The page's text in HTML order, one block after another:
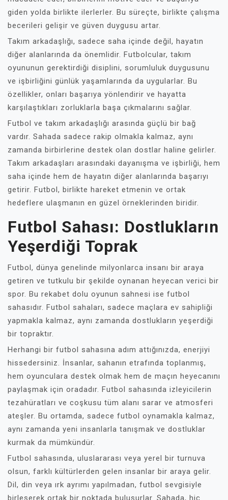
giden yolda birlikte ilerlerler. Bu süreçte, birlikte çalışma
becerileri gelişir ve güven duygusu artar.
Takım arkadaşlığı, sadece saha içinde değil, hayatın
diğer alanlarında da önemlidir. Futbolcular, takım
oyununun gerektirdiği disiplini, sorumluluk duygusunu
ve işbirliğini günlük yaşamlarında da uygularlar. Bu
özellikler, onları başarıya yönlendirir ve hayatta
karşılaştıkları zorluklarla başa çıkmalarını sağlar.
Futbol ve takım arkadaşlığı arasında güçlü bir bağ
vardır. Sahada sadece rakip olmakla kalmaz, aynı
zamanda birbirlerine destek olan dostlar haline gelirler.
Takım arkadaşları arasındaki dayanışma ve işbirliği, hem
saha içinde hem de hayatın diğer alanlarında başarıyı
getirir. Futbol, birlikte hareket etmenin ve ortak
hedeflere ulaşmanın en güzel örneklerinden biridir.
Futbol Sahası: Dostlukların
Yeşerdiği Toprak
Futbol, dünya genelinde milyonlarca insanı bir araya
getiren ve tutkulu bir şekilde oynanan heyecan verici bir
spor. Bu rekabet dolu oyunun sahnesi ise futbol
sahasıdır. Futbol sahaları, sadece maçlara ev sahipliği
yapmakla kalmaz, aynı zamanda dostlukların yeşerdiği
bir topraktır.
Herhangi bir futbol sahasına adım attığınızda, enerjiyi
hissedersiniz. İnsanlar, sahanın etrafında toplanmış,
hem oyunculara destek olmak hem de maçın heyecanını
paylaşmak için oradadır. Futbol sahasında izleyicilerin
tezahüratları ve coşkusu tüm alanı sarar ve atmosferi
ateşler. Bu ortamda, sadece futbol oynamakla kalmaz,
aynı zamanda yeni insanlarla tanışmak ve dostluklar
kurmak da mümkündür.
Futbol sahasında, uluslararası veya yerel bir turnuva
olsun, farklı kültürlerden gelen insanlar bir araya gelir.
Dil, din veya ırk ayrımı yapılmadan, futbol sevgisiyle
birleşerek ortak bir noktada buluşurlar. Sahada, hiç